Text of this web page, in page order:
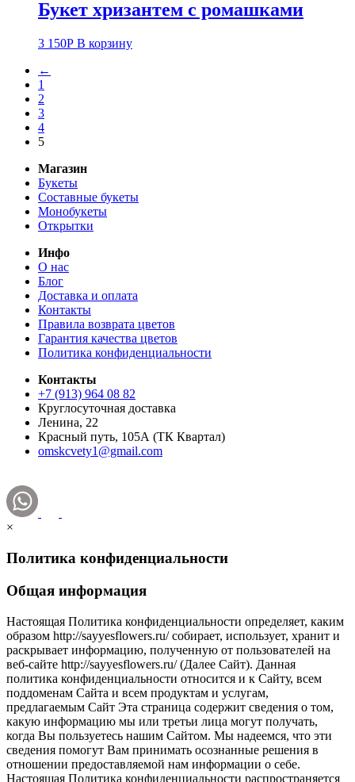
Букет хризантем с ромашками
3 150Р В корзину
←
1
2
3
4
5
Магазин
Букеты
Составные букеты
Монобукеты
Открытки
Инфо
О нас
Блог
Доставка и оплата
Контакты
Правила возврата цветов
Гарантия качества цветов
Политика конфиденциальности
Контакты
+7 (913) 964 08 82
Круглосуточная доставка
Ленина, 22
Красный путь, 105А (ТК Квартал)
omskcvety1@gmail.com
×
Политика конфиденциальности
Общая информация
Настоящая Политика конфиденциальности определяет, каким
образом http://sayyesflowers.ru/ собирает, использует, хранит и
раскрывает информацию, полученную от пользователей на
веб-сайте http://sayyesflowers.ru/ (Далее Cайт). Данная
политика конфиденциальности относится и к Сайту, всем
поддоменам Сайта и всем продуктам и услугам,
предлагаемым Сайт Эта страница содержит сведения о том,
какую информацию мы или третьи лица могут получать,
когда Вы пользуетесь нашим Сайтом. Мы надеемся, что эти
сведения помогут Вам принимать осознанные решения в
отношении предоставляемой нам информации о себе.
Настоящая Политика конфиденциальности распространяется